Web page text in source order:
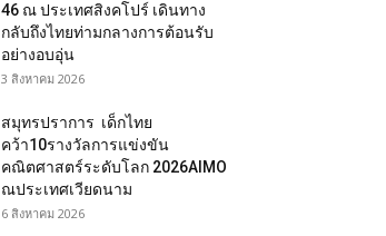
46 ณ ประเทศสิงคโปร์ เดินทาง
กลับถึงไทยท่ามกลางการต้อนรับ
อย่างอบอุ่น
3 สิงหาคม 2026
สมุทรปราการ เด็กไทย
คว้า10รางวัลการแข่งขัน
คณิตศาสตร์ระดับโลก 2026AIMO
ณประเทศเวียดนาม
6 สิงหาคม 2026